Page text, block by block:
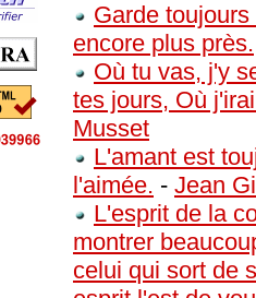
Garde
encore plus près.
Où tu vas, j'y
tes jours, Où
Musset
L'amant est
l'aimée. - Jean
L'esprit de la
montrer
celui qui sort de